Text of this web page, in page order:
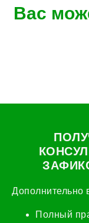
Вас
Дополнительно
Полный